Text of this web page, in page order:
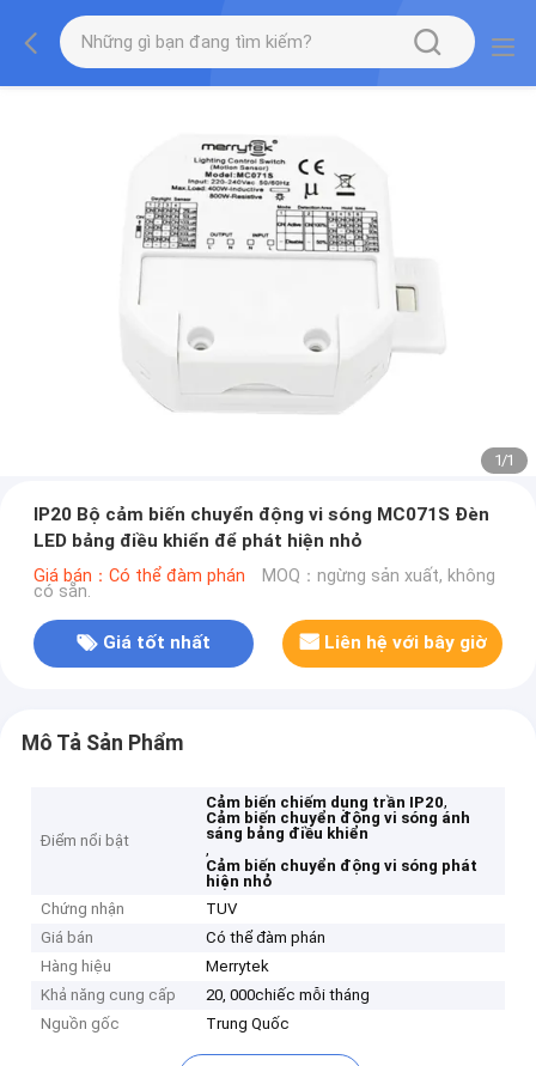
1/1
IP20 Bộ cảm biến chuyển động vi sóng MC071S Đèn
LED bảng điều khiển để phát hiện nhỏ
Giá bán：Có thể đàm phán MOQ：ngừng sản xuất, không
có sẵn.
Giá tốt nhất Liên hệ với bây giờ
Mô Tả Sản Phẩm
Điểm nổi bật
Cảm biến chiếm dụng trần IP20,
Cảm biến chuyển động vi sóng ánh
sáng bảng điều khiển
,
Cảm biến chuyển động vi sóng phát
hiện nhỏ
Chứng nhận
TUV
Giá bán
Có thể đàm phán
Hàng hiệu
Merrytek
Khả năng cung cấp
20, 000chiếc mỗi tháng
Nguồn gốc
Trung Quốc